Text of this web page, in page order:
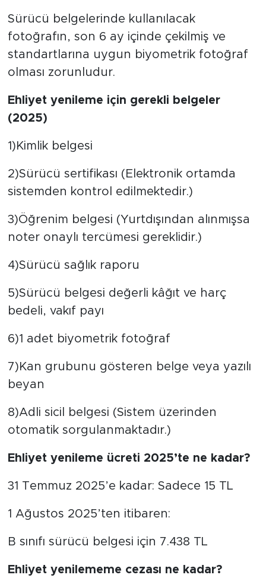
Sürücü belgelerinde kullanılacak
fotoğrafın, son 6 ay içinde çekilmiş ve
standartlarına uygun biyometrik fotoğraf
olması zorunludur.
Ehliyet yenileme için gerekli belgeler
(2025)
1)Kimlik belgesi
2)Sürücü sertifikası (Elektronik ortamda
sistemden kontrol edilmektedir.)
3)Öğrenim belgesi (Yurtdışından alınmışsa
noter onaylı tercümesi gereklidir.)
4)Sürücü sağlık raporu
5)Sürücü belgesi değerli kâğıt ve harç
bedeli, vakıf payı
6)1 adet biyometrik fotoğraf
7)Kan grubunu gösteren belge veya yazılı
beyan
8)Adli sicil belgesi (Sistem üzerinden
otomatik sorgulanmaktadır.)
Ehliyet yenileme ücreti 2025’te ne kadar?
31 Temmuz 2025’e kadar: Sadece 15 TL
1 Ağustos 2025’ten itibaren:
B sınıfı sürücü belgesi için 7.438 TL
Ehliyet yenilememe cezası ne kadar?